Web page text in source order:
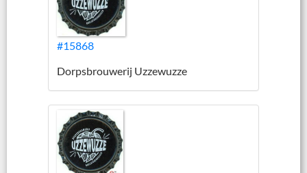
#15868
Dorpsbrouwerij Uzzewuzze